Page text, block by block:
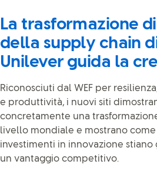
La trasformazione
della supply chain
Unilever guida la
Riconosciuti dal WEF per
e produttività, i nuovi siti
concretamente una
livello mondiale e mostrano
investimenti in innovazione stiano
un vantaggio competitivo.